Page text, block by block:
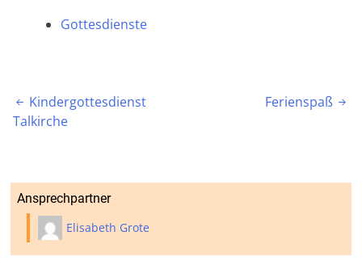
Gottesdienste
Beitragsnavigation
 Kindergottesdienst
Talkirche
Ferienspaß 
Ansprechpartner
Elisabeth Grote